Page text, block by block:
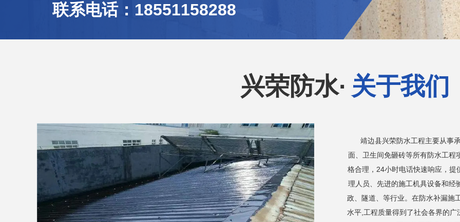
联系电话：18551158288
兴荣防水· 关于我们
靖边县兴荣防水工程主要从事
面、卫生间免砸砖等所有防水工程
格合理，24小时电话快速响应，
理人员、先进的施工机具设备和经
政、隧道、等行业。在防水补漏施
水平,工程质量得到了社会各界的